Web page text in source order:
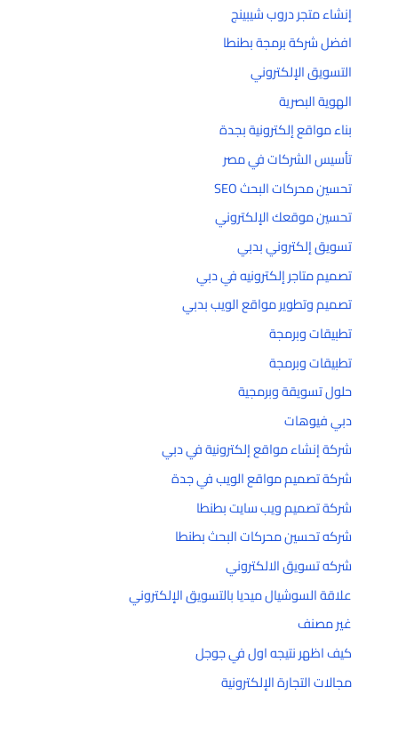
إنشاء متجر دروب شيبينج
افضل شركة برمجة بطنطا
التسويق الإلكتروني
الهوية البصرية
بناء مواقع إلكترونية بجدة
تأسيس الشركات في مصر
تحسين محركات البحث SEO
تحسين موقعك الإلكتروني
تسويق إلكتروني بدبي
تصميم متاجر إلكترونيه في دبي
تصميم وتطوير مواقع الويب بدبي
تطبيقات وبرمجة
تطبيقات وبرمجة
حلول تسويقة وبرمجية
دبي فيوهات
شركة إنشاء مواقع إلكترونية في دبي
شركة تصميم مواقع الويب في جدة
شركة تصميم ويب سايت بطنطا
شركه تحسين محركات البحث بطنطا
شركه تسويق الالكتروني
علاقة السوشيال ميديا بالتسويق الإلكتروني
غير مصنف
كيف اظهر نتيجه اول في جوجل
مجالات التجارة الإلكترونية